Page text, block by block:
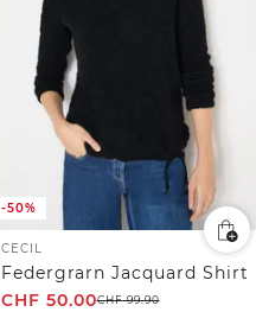
-50%
CECIL
Federgrarn Jacquard Shirt
CHF 50.00CHF99.90